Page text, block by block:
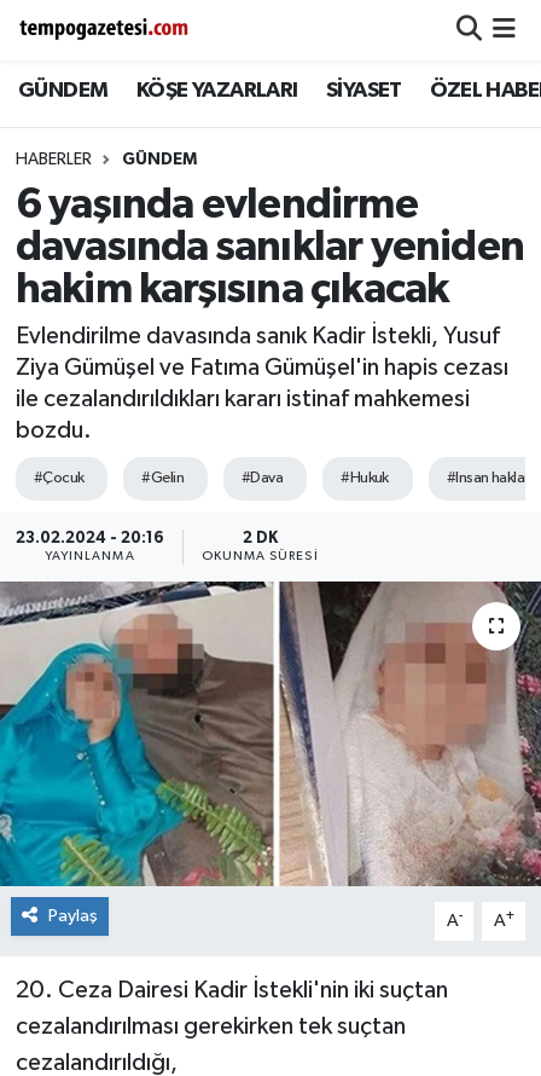
GÜNDEM KÖŞE YAZARLARI SİYASET ÖZEL
HABERLER GÜNDEM
6 yaşında evlendirme
davasında sanıklar yeniden
hakim karşısına çıkacak
Evlendirilme davasında sanık Kadir İstekli, Yusuf
Ziya Gümüşel ve Fatıma Gümüşel'in hapis cezası
ile cezalandırıldıkları kararı istinaf mahkemesi
bozdu.
#Çocuk #Gelin #Dava #Hukuk #Insan hakları
23.02.2024 - 20:16
YAYINLANMA
2 DK
OKUNMA SÜRESI
Paylaş A- A+
20. Ceza Dairesi Kadir İstekli'nin iki suçtan
cezalandırılması gerekirken tek suçtan
cezalandırıldığı,
Alaplı
Çaycuma
Devrek
Ereğli
Gökçebey
GÜNDEM
Siyaset
SPOR
YAŞAM
Zonguldak
Zonguldak Nöbetçi Eczaneler
Zonguldak Hava Durumu
Zonguldak Namaz Vakitleri
Zonguldak Trafik Yoğunluk Haritası
Süper Lig Puan Durumu ve Fikstür
Tüm Manşetler